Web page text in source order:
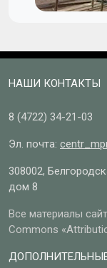
НАШИ КОНТАКТЫ
8 (4722) 34-21-03
Эл. почта:
308002,
дом 8
Все материалы
Commons